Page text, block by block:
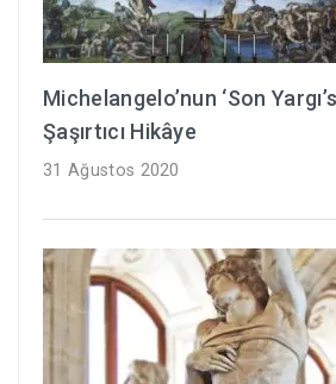
Michelangelo’nun ‘Son
Şaşırtıcı Hikâye
31 Ağustos 2020